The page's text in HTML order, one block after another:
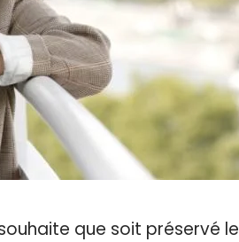
que soit préservé le